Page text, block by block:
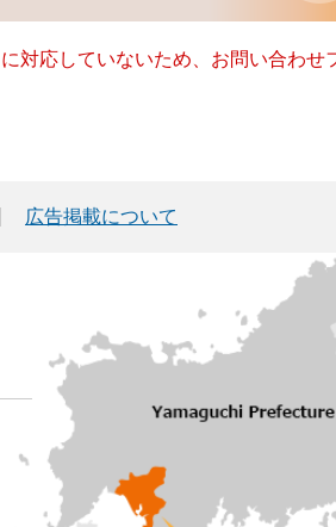
対応していないため、お問い合わせ
広告掲載について